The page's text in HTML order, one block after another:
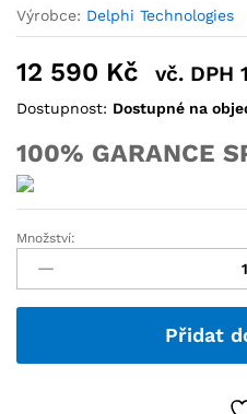
Výrobce: Delphi Technologies
12 590 Kč vč. DPH
Dostupnost: Dostupné na
100% GARANCE
Množství:
Přidat